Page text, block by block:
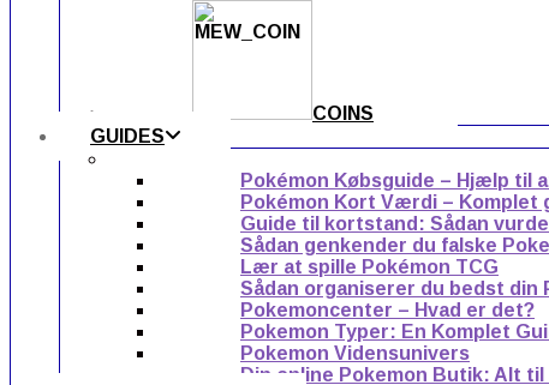
COINS
GUIDES
Pokémon Købsguide – Hjælp til
Pokémon Kort Værdi – Komplet
Guide til kortstand: Sådan
Sådan genkender du falske
Lær at spille Pokémon TCG
Sådan organiserer du bedst din
Pokemoncenter – Hvad er det?
Pokemon Typer: En Komplet
Pokemon Vidensunivers
Din online Pokemon Butik: Alt